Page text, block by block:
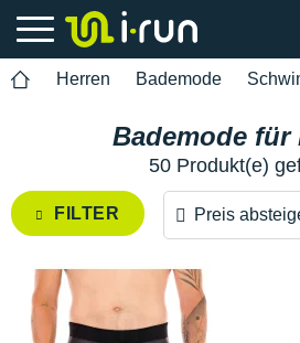
Herren Bademode
Bademode für
50 Produkt(e)
FILTER Preis
Preis